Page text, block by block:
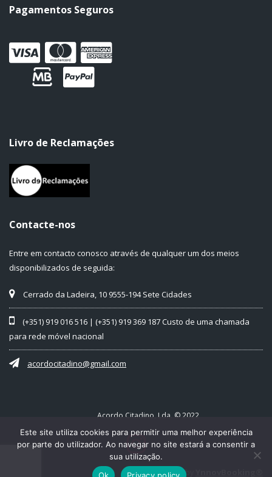
Pagamentos Seguros
Livro de Reclamações
Contacte-nos
Entre em contacto conosco através de qualquer um dos meios
disponibilizados de seguida:
Cerrado da Ladeira, 10 9555-194 Sete Cidades
(+351) 919 016 516 | (+351) 919 369 187 Custo de uma chamada
para rede móvel nacional
acordocitadino@gmail.com
Acordo Citadino, Lda. © 2022
Powered by
Este site utiliza cookies para permitir uma melhor experiência
por parte do utilizador. Ao navegar no site estará a consentir a
sua utilização.
Ok
Privacy policy